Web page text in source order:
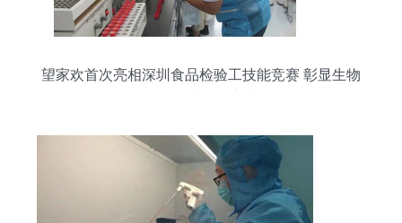
望家欢首次亮相深圳食品检验工技能竞赛 彰显生物